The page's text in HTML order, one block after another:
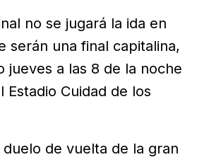
no se jugará la ida en
serán una final capitalina,
jueves a las 8 de la noche
Estadio Cuidad de los
de vuelta de la gran